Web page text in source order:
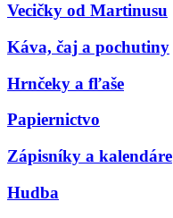
Vecičky od Martinusu
Káva, čaj a pochutiny
Hrnčeky a fľaše
Papiernictvo
Zápisníky a kalendáre
Hudba